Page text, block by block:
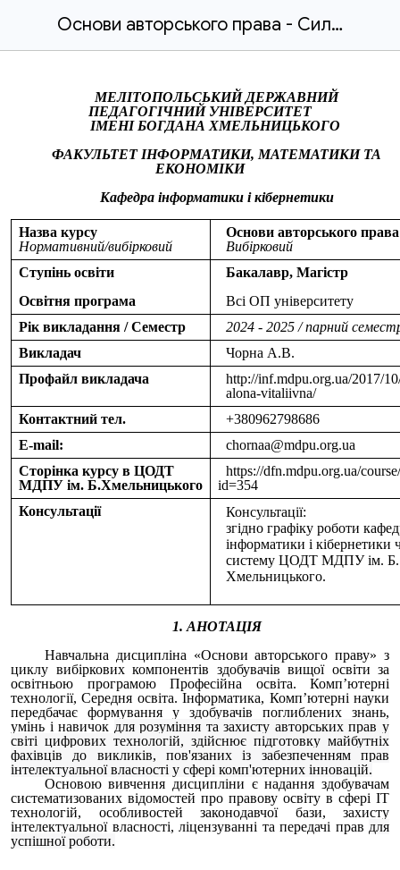
Основи авторського права - Силабус.docx
МЕЛІТОПОЛЬСЬКИЙ ДЕРЖАВНИЙ
ПЕДАГОГІЧНИЙ УНІВЕРСИТЕТ
ІМЕНІ БОГДАНА ХМЕЛЬНИЦЬКОГО
ФАКУЛЬТЕТ ІНФОРМАТИКИ, МАТЕМАТИКИ ТА
ЕКОНОМІКИ
Кафедра інформатики і кібернетики
Назва курсу
Нормативний/вибірковий
Основи авторського права
Вибірковий
Ступінь освіти
Освітня програма
Бакалавр, Магістр
Всі ОП університету
Рік викладання / Семестр
2024 - 2025 / парний
Викладач
Чорна А.В.
Профайл викладача
http://inf.mdpu.org.ua/2017/
alona-vitaliivna/
Контактний тел.
+380962798686
E-mail:
chornaa@mdpu.org.ua
Сторінка курсу в ЦОДТ
МДПУ ім. Б.Хмельницького
https://dfn.mdpu.org.ua/
id=354
Консультації
Консультації:
згідно графіку роботи
інформатики і кібернетики
систему ЦОДТ МДПУ ім. Б.
Хмельницького.
1. АНОТАЦІЯ
Навчальна дисципліна «Основи авторського праву» з
циклу вибіркових компонентів здобувачів вищої освіти за
освітньою програмою Професійна освіта. Комп’ютерні
технології, Середня освіта. Інформатика, Комп’ютерні науки
передбачає формування у здобувачів поглиблених знань,
умінь і навичок для розуміння та захисту авторських прав у
світі цифрових технологій, здійснює підготовку майбутніх
фахівців до викликів, пов'язаних із забезпеченням прав
інтелектуальної власності у сфері комп'ютерних інновацій.
Основою вивчення дисципліни є надання здобувачам
систематизованих відомостей про правову освіту в сфері ІТ
технологій, особливостей законодавчої бази, захисту
інтелектуальної власності, ліцензуванні та передачі прав для
успішної роботи.